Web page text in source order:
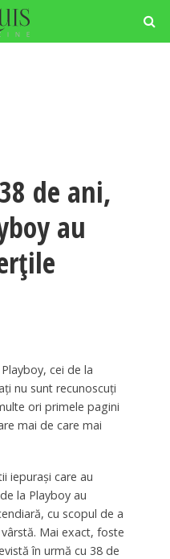
de ani,
au
cei de la
nu sunt recunoscuţi
ori primele pagini
mai de care mai
iepuraşi care au
la Playboy au
cu scopul de a
Mai exact, foste
în urmă cu 38 de